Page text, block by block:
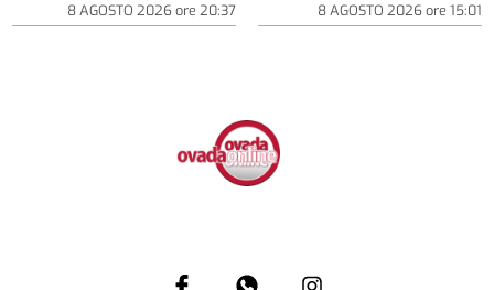
8 AGOSTO 2026ore 20:37 8 AGOSTO 2026ore 15:01